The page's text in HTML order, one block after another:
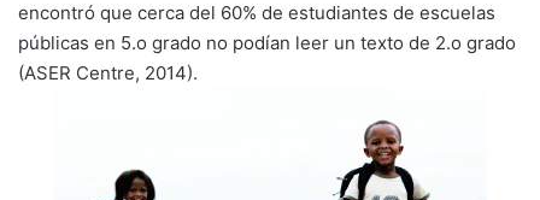
encontró que cerca del 60% de estudiantes de escuelas
públicas en 5.o grado no podían leer un texto de 2.o grado
(ASER Centre, 2014).